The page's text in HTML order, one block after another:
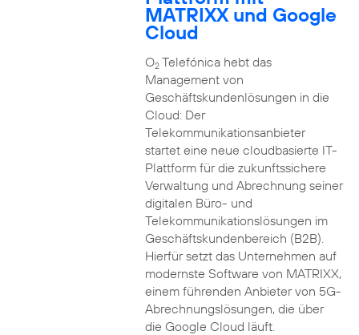
MATRIXX und Google
Cloud
O2Telefónica hebt das
Management von
Geschäftskundenlösungen in die
Cloud: Der
Telekommunikationsanbieter
startet eine neue cloudbasierte IT-
Plattform für die zukunftssichere
Verwaltung und Abrechnung seiner
digitalen Büro- und
Telekommunikationslösungen im
Geschäftskundenbereich (B2B).
Hierfür setzt das Unternehmen auf
modernste Software von MATRIXX,
einem führenden Anbieter von 5G-
Abrechnungslösungen, die über
die Google Cloud läuft.